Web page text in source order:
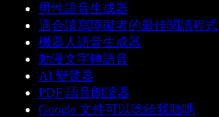
男性語音生成器
適合讀寫障礙者的最佳閱讀程式
機器人語音生成器
動漫文字轉語音
AI 變聲器
PDF 語音朗讀器
Google 文件可以唸給我聽嗎